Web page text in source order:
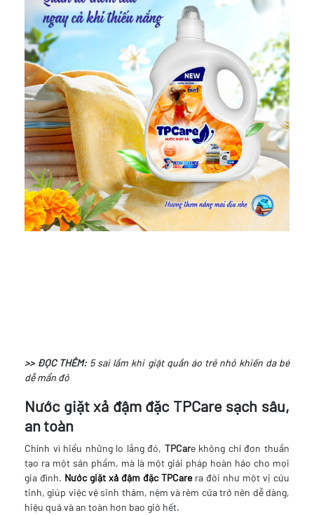
>> ĐỌC THÊM: 5 sai lầm khi giặt quần áo trẻ nhỏ khiến da bé
dễ mẩn đỏ
Nước giặt xả đậm đặc TPCare sạch sâu,
an toàn
Chính vì hiểu những lo lắng đó, TPCare không chỉ đơn thuần
tạo ra một sản phẩm, mà là một giải pháp hoàn hảo cho mọi
gia đình. Nước giặt xả đậm đặc TPCare ra đời như một vị cứu
tinh, giúp việc vệ sinh thảm, nệm và rèm cửa trở nên dễ dàng,
hiệu quả và an toàn hơn bao giờ hết.